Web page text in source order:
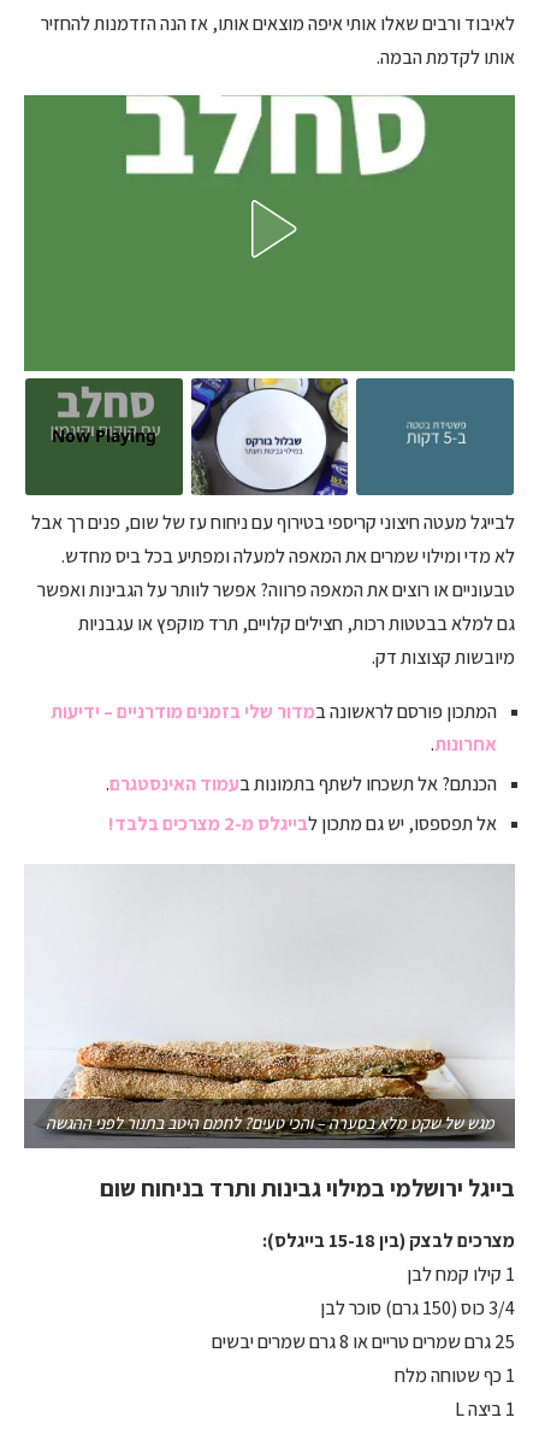
לאיבוד ורבים שאלו אותי איפה מוצאים אותו, אז הנה הזדמנות להחזיר
אותו לקדמת הבמה.
Now Playing
לבייגל מעטה חיצוני קריספי בטירוף עם ניחוח עז של שום, פנים רך אבל
לא מדי ומילוי שמרים את המאפה למעלה ומפתיע בכל ביס מחדש.
טבעוניים או רוצים את המאפה פרווה? אפשר לוותר על הגבינות ואפשר
גם למלא בבטטות רכות, חצילים קלויים, תרד מוקפץ או עגבניות
מיובשות קצוצות דק.
המתכון פורסם לראשונה במדור שלי בזמנים מודרניים – ידיעות
אחרונות.
הכנתם? אל תשכחו לשתף בתמונות בעמוד האינסטגרם.
אל תפספסו, יש גם מתכון לבייגלס מ-2 מצרכים בלבד!
מגש של שקט מלא בסערה – והכי טעים? לחמם היטב בתנור לפני ההגשה
בייגל ירושלמי במילוי גבינות ותרד בניחוח שום
מצרכים לבצק (בין 15-18 בייגלס):
1 קילו קמח לבן
3/4 כוס (150 גרם) סוכר לבן
25 גרם שמרים טריים או 8 גרם שמרים יבשים
1 כף שטוחה מלח
1 ביצה L